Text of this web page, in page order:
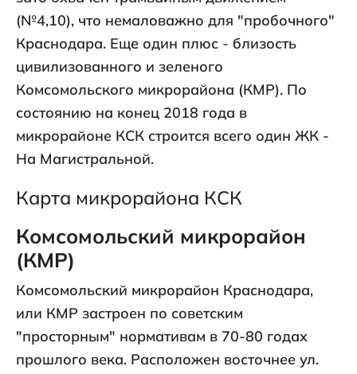
(№4,10), что немаловажно для "пробочного"
Краснодара. Еще один плюс - близость
цивилизованного и зеленого
Комсомольского микрорайона (КМР). По
состоянию на конец 2018 года в
микрорайоне КСК строится всего один ЖК -
На Магистральной.
Карта микрорайона КСК
Комсомольский микрорайон
(КМР)
Комсомольский микрорайон Краснодара,
или КМР застроен по советским
"просторным" нормативам в 70-80 годах
прошлого века. Расположен восточнее ул.